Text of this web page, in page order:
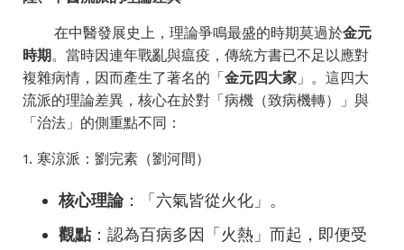
在中醫發展史上，理論爭鳴最盛的時期莫過於金元
時期。當時因連年戰亂與瘟疫，傳統方書已不足以應對
複雜病情，因而產生了著名的「金元四大家 」。這四大
流派的理論差異，核心在於對「病機（致病機轉）」與
「治法」的側重點不同：
1. 寒涼派：劉完素（劉河間）
核心理論：「六氣皆從火化」。
觀點：認為百病多因「火熱」而起，即便受